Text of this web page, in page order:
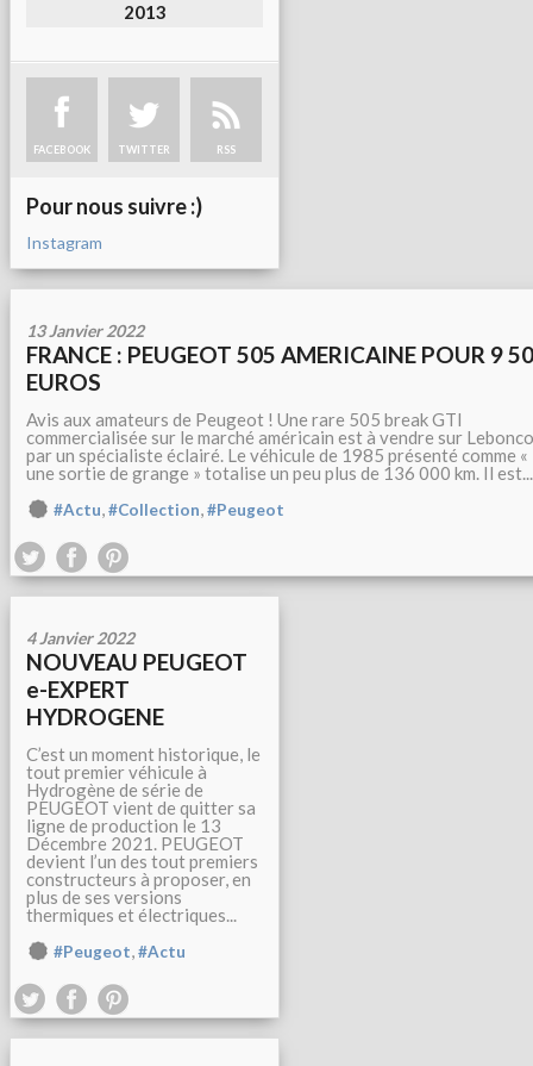
2013
FACEBOOK TWITTER RSS
Pour nous suivre :)
Instagram
13 Janvier 2022
FRANCE : PEUGEOT 505 AMERICAINE POUR 9
EUROS
Avis aux amateurs de Peugeot ! Une rare 505 break GTI
commercialisée sur le marché américain est à vendre sur
par un spécialiste éclairé. Le véhicule de 1985 présenté comme «
une sortie de grange » totalise un peu plus de 136 000 km. Il est...
#Actu,#Collection,#Peugeot
4 Janvier 2022
NOUVEAU PEUGEOT
e-EXPERT
HYDROGENE
C’est un moment historique, le
tout premier véhicule à
Hydrogène de série de
PEUGEOT vient de quitter sa
ligne de production le 13
Décembre 2021. PEUGEOT
devient l’un des tout premiers
constructeurs à proposer, en
plus de ses versions
thermiques et électriques...
#Peugeot,#Actu